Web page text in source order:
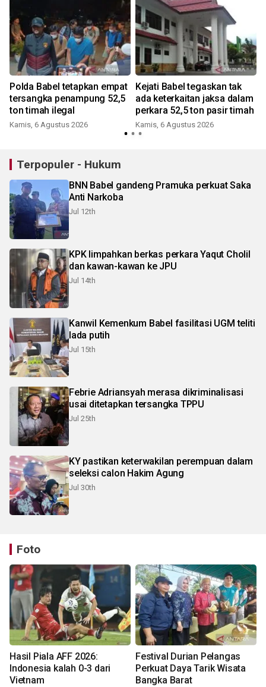
Polda Babel tetapkan empat
tersangka penampung 52,5
ton timah ilegal
Kamis, 6 Agustus 2026
Kejati Babel tegaskan tak
ada keterkaitan jaksa dalam
perkara 52,5 ton pasir timah
Kamis, 6 Agustus 2026
Terpopuler - Hukum
BNN Babel gandeng Pramuka perkuat Saka
Anti Narkoba
Jul 12th
KPK limpahkan berkas perkara Yaqut Cholil
dan kawan-kawan ke JPU
Jul 14th
Kanwil Kemenkum Babel fasilitasi UGM teliti
lada putih
Jul 15th
Febrie Adriansyah merasa dikriminalisasi
usai ditetapkan tersangka TPPU
Jul 25th
KY pastikan keterwakilan perempuan dalam
seleksi calon Hakim Agung
Jul 30th
Foto
Hasil Piala AFF 2026:
Indonesia kalah 0-3 dari
Vietnam
Festival Durian Pelangas
Perkuat Daya Tarik Wisata
Bangka Barat